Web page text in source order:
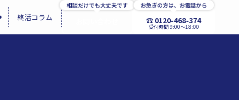
終活コラム
相談だけでも大丈夫です お急ぎの方は、お電話から
☎ 0120-468-374
受付時間 9:00〜18:00